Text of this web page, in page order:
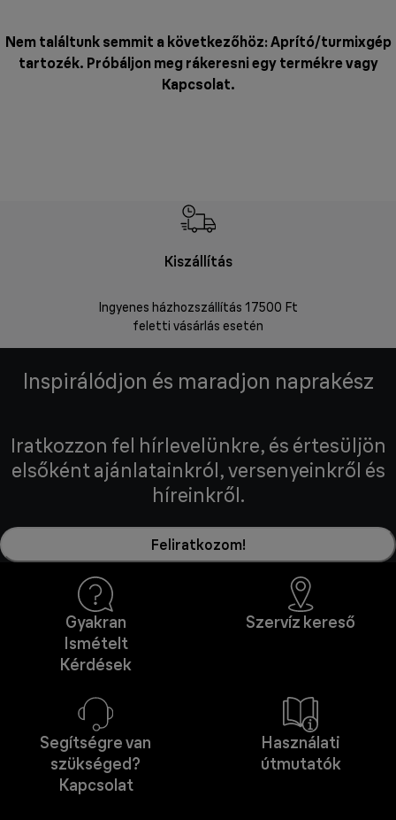
Nem találtunk semmit a következőhöz: Aprító/turmixgép
tartozék. Próbáljon meg rákeresni egy termékre vagy
Kapcsolat.
Kiszállítás
Ingyenes házhozszállítás 17500 Ft
feletti vásárlás esetén
Inspirálódjon és maradjon naprakész
Iratkozzon fel hírlevelünkre, és értesüljön
elsőként ajánlatainkról, versenyeinkről és
híreinkről.
Feliratkozom!
Gyakran
Ismételt
Kérdések
Szervíz kereső
Segítségre van
szükséged?
Kapcsolat
Használati
útmutatók